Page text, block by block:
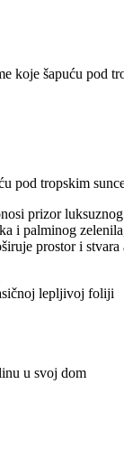
koje šapuću pod
pod tropskim
prizor
i palminog
prostor i
lepljivoj foliji
u svoj dom